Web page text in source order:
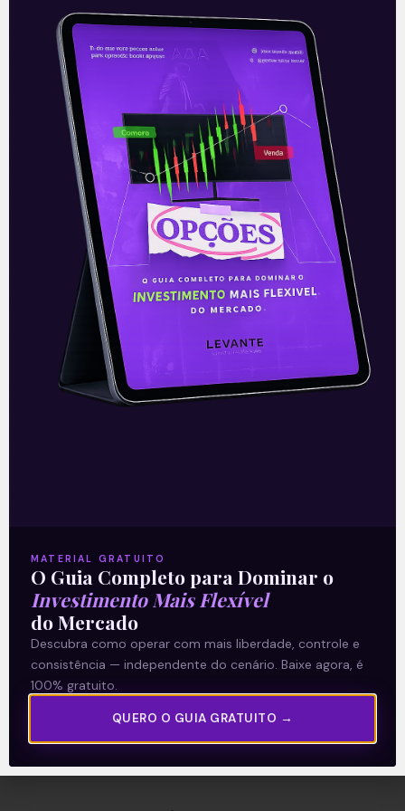
Nova estratégia do Spotify
O Spotify (SPOT) deu início a sua primeira
campanha global – chamada de “All Ears
on You” – voltada para a expansão das
suas receitas
Leia mais
27/09/2021
Termos e Condições
Política de Privacidade
Explore
Artigos
E Eu Com Isso?
MATERIAL GRATUITO
O Guia Completo para Dominar o
Investimento Mais Flexível
do Mercado
Descubra como operar com mais liberdade, controle e
consistência — independente do cenário. Baixe agora, é
100% gratuito.
QUERO O GUIA GRATUITO →